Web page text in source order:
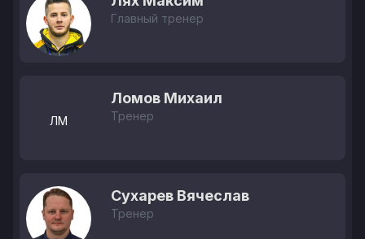
Главный тренер
ЛМ
Ломов Михаил
Тренер
Сухарев Вячеслав
Тренер